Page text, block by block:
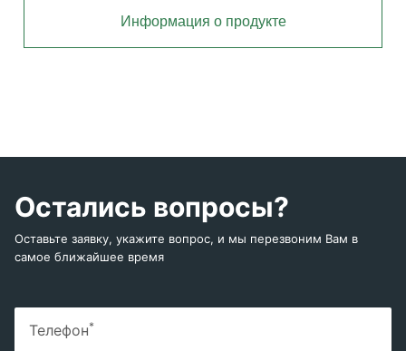
Информация о продукте
Остались вопросы?
Оставьте заявку, укажите вопрос, и мы перезвоним Вам в
самое ближайшее время
Телефон*